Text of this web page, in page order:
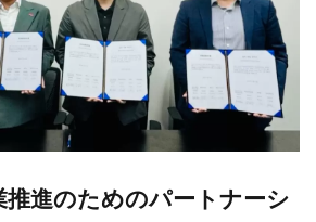
進のためのパートナーシ